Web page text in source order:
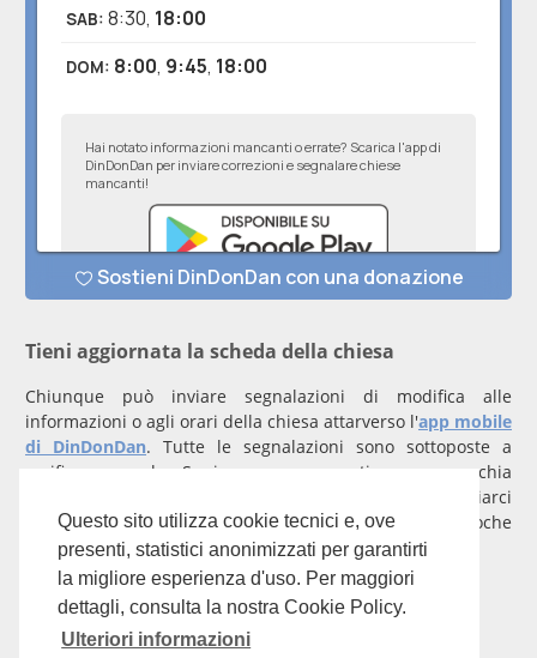
Questo sito utilizza cookie tecnici e, ove
presenti, statistici anonimizzati per garantirti
la migliore esperienza d'uso. Per maggiori
dettagli, consulta la nostra Cookie Policy.
Ulteriori informazioni
Tieni aggiornata la scheda della chiesa
Chiunque può inviare segnalazioni di modifica alle
informazioni o agli orari della chiesa attarverso l'app mobile
di DinDonDan. Tutte le segnalazioni sono sottoposte a
verifica manuale. Se invece rappresenti una parrocchia
con un account verificato per inviarci
comunicazioni prioritarie che saranno gestite entro poche
Per qualunque domanda scrivi ainfo@dindondan.app